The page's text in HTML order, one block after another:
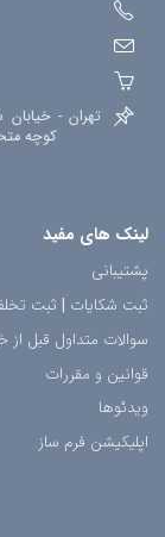
تهران -
کوچه متحیر ، پلاک 60
لینک های مفید
پشتیبانی
ثبت شکایات | ثبت
سوالات متداول قبل از
قوانین و مقررات
ویدئوها
اپلیکیشن فرم ساز